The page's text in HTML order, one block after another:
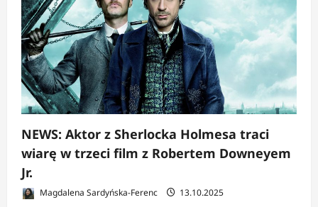
NEWS: Aktor z Sherlocka Holmesa traci
wiarę w trzeci film z Robertem Downeyem
Jr.
Magdalena Sardyńska-Ferenc 13.10.2025